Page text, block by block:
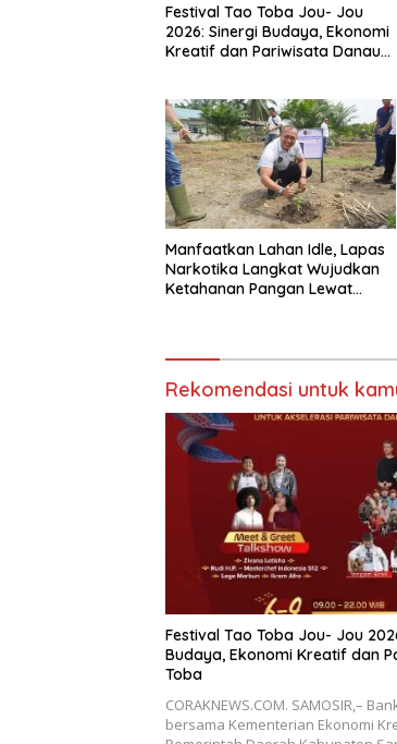
Festival Tao Toba Jou- Jou
2026: Sinergi Budaya, Ekonomi
Kreatif dan Pariwisata Danau
Manfaatkan Lahan Idle, Lapas
Narkotika Langkat Wujudkan
Ketahanan Pangan Lewat
Rekomendasi untuk
Festival Tao Toba Jou- Jou
Budaya, Ekonomi Kreatif dan
Toba
CORAKNEWS.COM. SAMOSIR,–
bersama Kementerian Ekonomi